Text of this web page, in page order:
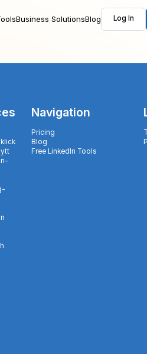
Business SolutionsBlog Log In
Navigation
Pricing
Blog
Free LinkedIn Tools